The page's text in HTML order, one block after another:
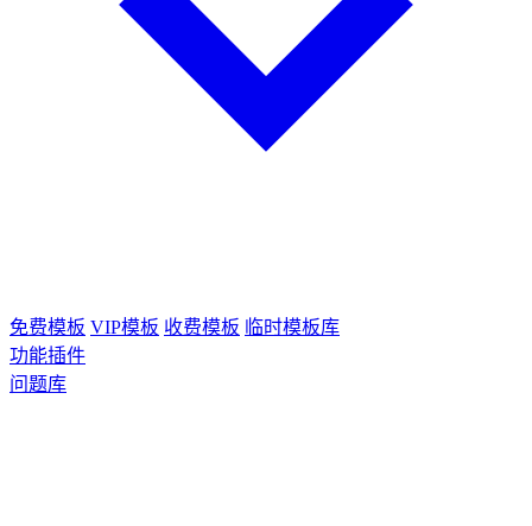
免费模板 VIP模板 收费模板 临时模板库
功能插件
问题库